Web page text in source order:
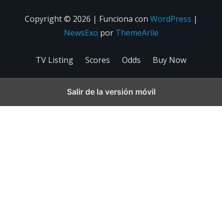
Copyright © 2026 | Funciona con WordPress |
NewsExo por ThemeArile
TV Listing Scores Odds Buy Now
Salir de la versión móvil